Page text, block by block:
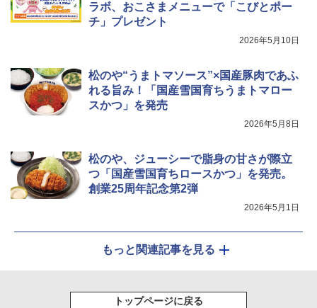
ラボ、おこさまメニューで「こびとポー
チ」プレゼント
2026年5月10日
松のや“うまトマソース”×国産豚肉であふ
れる旨み！「国産雪国育ちうまトマロー
スかつ」を発売
2026年5月8日
松のや、ジューシーで脂身の甘さが際立
つ「国産雪国育ちロースかつ」を発売。
創業25周年記念第2弾
2026年5月1日
もっと関連記事を見る
トップページに戻る